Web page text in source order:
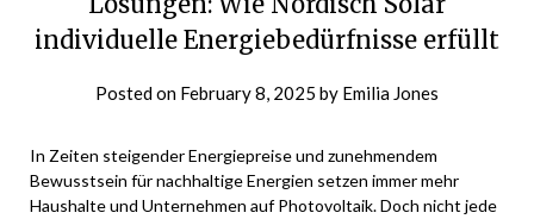
individuelle Energiebedürfnisse erfüllt
Posted on February 8, 2025 by Emilia Jones
In Zeiten steigender Energiepreise und zunehmendem
Bewusstsein für nachhaltige Energien setzen immer mehr
Haushalte und Unternehmen auf Photovoltaik. Doch nicht jede